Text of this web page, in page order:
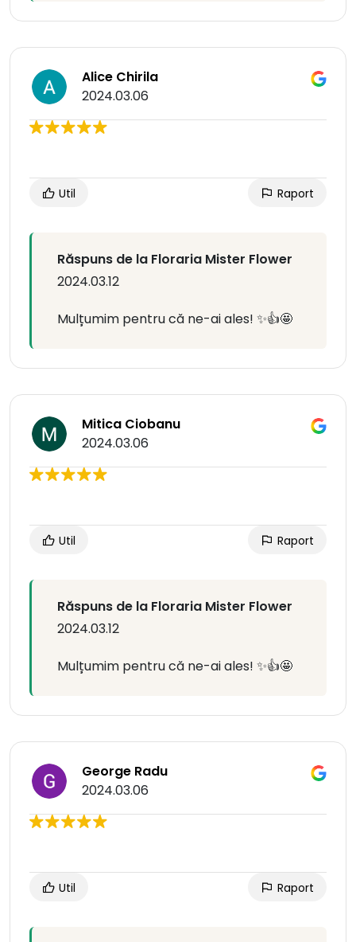
Alice Chirila
2024.03.06
Util Raport
Răspuns de la Floraria Mister Flower
2024.03.12
Mulțumim pentru că ne-ai ales! ✨👍🤩
Mitica Ciobanu
2024.03.06
Util Raport
Răspuns de la Floraria Mister Flower
2024.03.12
Mulțumim pentru că ne-ai ales! ✨👍🤩
George Radu
2024.03.06
Util Raport